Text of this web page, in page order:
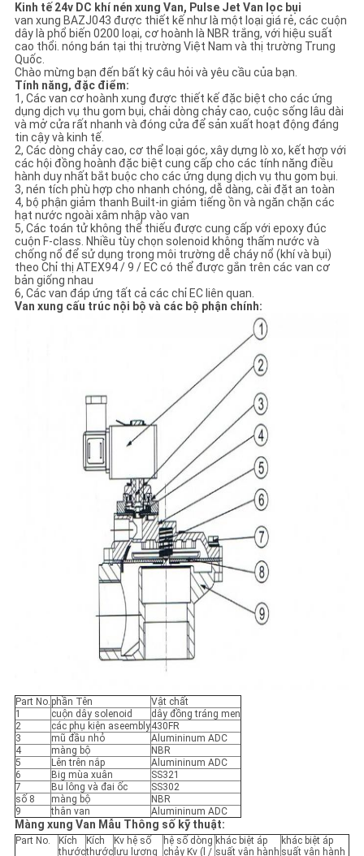
SƠ
ĐỒ
TRANG
WEB
CHÍNH
SÁCH
BẢO
MẬT
Kinh tế 24v DC khí nén xung Van, Pulse Jet Van lọc bụi
van xung BAZJ043 được thiết kế như là một loại giá rẻ, các cuộn
dây là phổ biến 0200 loại, cơ hoành là NBR trắng, với hiệu suất
cao thổi. nóng bán tại thị trường Việt Nam và thị trường Trung
Quốc.
Chào mừng bạn đến bất kỳ câu hỏi và yêu cầu của bạn.
Tính năng, đặc điểm:
1, Các van cơ hoành xung được thiết kế đặc biệt cho các ứng
dụng dịch vụ thu gom bụi, chải dòng chảy cao, cuộc sống lâu dài
và mở cửa rất nhanh và đóng cửa để sản xuất hoạt động đáng
tin cậy và kinh tế.
2, Các dòng chảy cao, cơ thể loại góc, xây dựng lò xo, kết hợp với
các hội đồng hoành đặc biệt cung cấp cho các tính năng điều
hành duy nhất bắt buộc cho các ứng dụng dịch vụ thu gom bụi.
3, nén tích phù hợp cho nhanh chóng, dễ dàng, cài đặt an toàn
4, bộ phận giảm thanh Built-in giảm tiếng ồn và ngăn chặn các
hạt nước ngoài xâm nhập vào van
5, Các toán tử không thể thiếu được cung cấp với epoxy đúc
cuộn F-class. Nhiều tùy chọn solenoid không thấm nước và
chống nổ để sử dụng trong môi trường dễ cháy nổ (khí và bụi)
theo Chỉ thị ATEX94 / 9 / EC có thể được gắn trên các van cơ
bản giống nhau
6, Các van đáp ứng tất cả các chỉ EC liên quan.
Van xung cấu trúc nội bộ và các bộ phận chính:
Part No. phần Tên
Vật chất
1
cuộn dây solenoid
dây đồng tráng men
2
các phụ kiện aseembly430FR
3
mũ đầu nhỏ
Alumininum ADC
4
màng bộ
NBR
5
Lên trên nắp
Alumininum ADC
6
Big mùa xuân
SS321
7
Bu lông và đai ốc
SS302
số 8
màng bộ
NBR
9
thân van Alumininum ADC
Màng xung Van Mẫu Thông số kỹ thuật:
Part No.
Kích
thước
Kích
thước
Kv hệ số
lưu lượng
hệ số dòng
chảy Kv (l /
khác biệt áp
suất vận hành
khác biệt áp
suất vận hành